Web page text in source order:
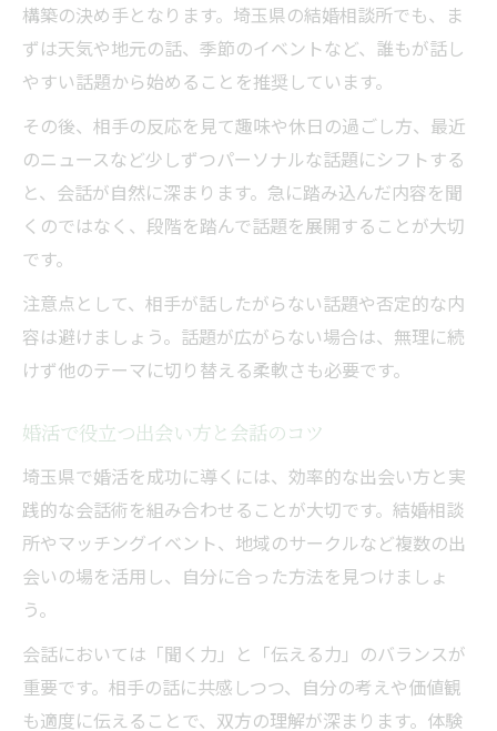
構築の決め手となります。埼玉県の結婚相談所でも、ま
ずは天気や地元の話、季節のイベントなど、誰もが話し
やすい話題から始めることを推奨しています。
その後、相手の反応を見て趣味や休日の過ごし方、最近
のニュースなど少しずつパーソナルな話題にシフトする
と、会話が自然に深まります。急に踏み込んだ内容を聞
くのではなく、段階を踏んで話題を展開することが大切
です。
注意点として、相手が話したがらない話題や否定的な内
容は避けましょう。話題が広がらない場合は、無理に続
けず他のテーマに切り替える柔軟さも必要です。
婚活で役立つ出会い方と会話のコツ
埼玉県で婚活を成功に導くには、効率的な出会い方と実
践的な会話術を組み合わせることが大切です。結婚相談
所やマッチングイベント、地域のサークルなど複数の出
会いの場を活用し、自分に合った方法を見つけましょ
う。
会話においては「聞く力」と「伝える力」のバランスが
重要です。相手の話に共感しつつ、自分の考えや価値観
も適度に伝えることで、双方の理解が深まります。体験